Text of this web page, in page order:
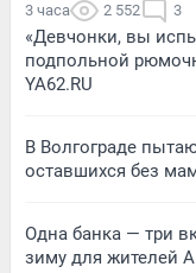
3 часа 2 552 3
«Девчонки, вы
подпольной
YA62.RU
В Волгограде
оставшихся без
Одна банка — три
зиму для жителей